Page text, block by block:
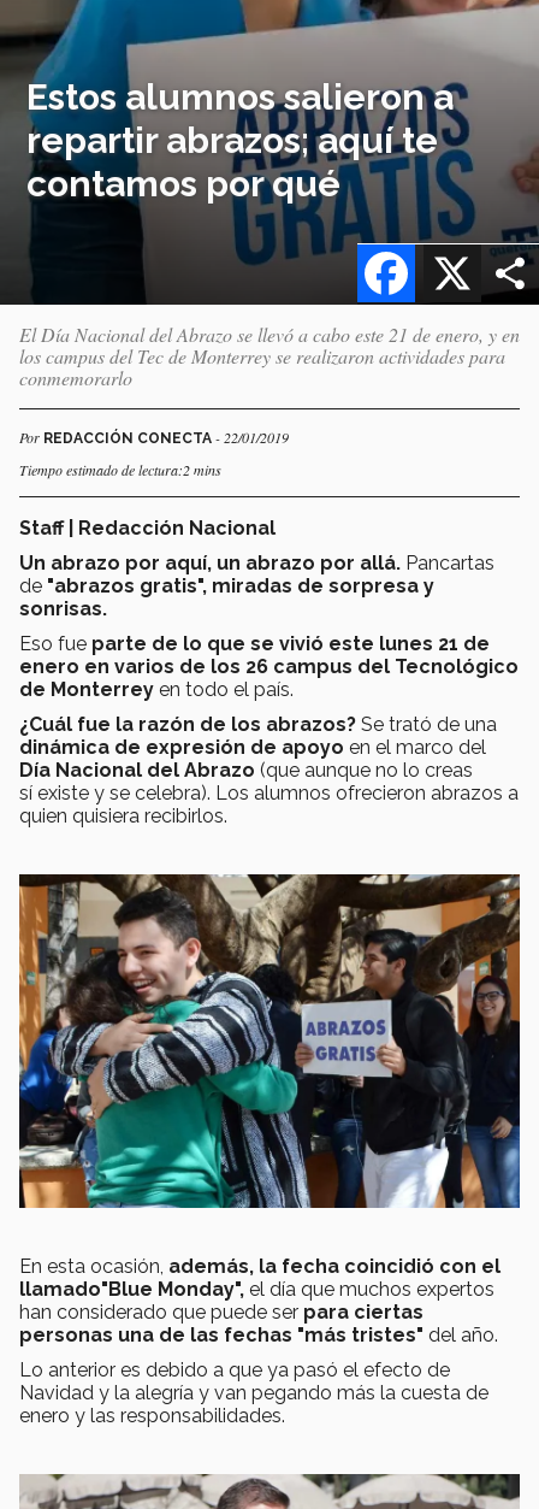
Estos alumnos salieron a
repartir abrazos; aquí te
contamos por qué
X
Facebook
El Día Nacional del Abrazo se llevó a cabo este 21 de enero, y en
los campus del Tec de Monterrey se realizaron actividades para
conmemorarlo
Por REDACCIÓN CONECTA - 22/01/2019
Tiempo estimado de lectura:2 mins
Staff | Redacción Nacional
Un abrazo por aquí, un abrazo por allá. Pancartas
de "abrazos gratis", miradas de sorpresa y
sonrisas.
Eso fue parte de lo que se vivió este lunes 21 de
enero en varios de los 26 campus del Tecnológico
de Monterrey en todo el país.
¿Cuál fue la razón de los abrazos? Se trató de una
dinámica de expresión de apoyo en el marco del
Día Nacional del Abrazo (que aunque no lo creas
sí existe y se celebra). Los alumnos ofrecieron abrazos a
quien quisiera recibirlos.
En esta ocasión, además, la fecha coincidió con el
llamado"Blue Monday", el día que muchos expertos
han considerado que puede ser para ciertas
personas una de las fechas "más tristes" del año.
Lo anterior es debido a que ya pasó el efecto de
Navidad y la alegría y van pegando más la cuesta de
enero y las responsabilidades.